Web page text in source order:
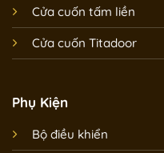
Cửa cuốn tấm liền
Cửa cuốn Titadoor
Phụ Kiện
Bộ điều khiển